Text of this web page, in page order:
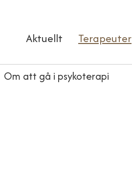
Aktuellt Terapeuter
Om att gå i psykoterapi